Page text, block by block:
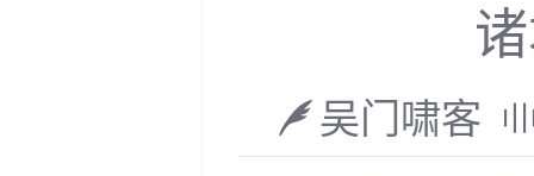
吴门啸客